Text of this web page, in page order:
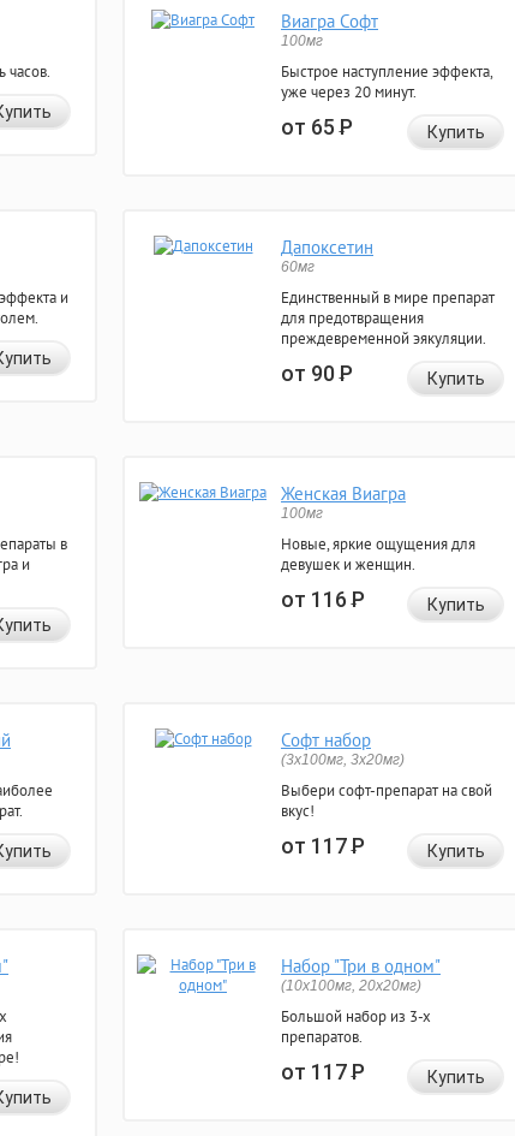
часов.
Виагра Софт
100мг
Быстрое наступление эффекта,
уже через 20 минут.
от 65Р Купить
и
Дапоксетин
60мг
Единственный в мире препарат
для предотвращения
преждевременной эякуляции.
от 90Р Купить
в
и
Женская Виагра
100мг
Новые, яркие ощущения для
девушек и женщин.
от 116Р Купить
Софт набор
(3x100мг, 3x20мг)
Выбери софт-препарат на свой
вкус!
от 117Р Купить
Набор "Три в одном"
(10x100мг, 20x20мг)
Большой набор из 3-х
препаратов.
от 117Р Купить